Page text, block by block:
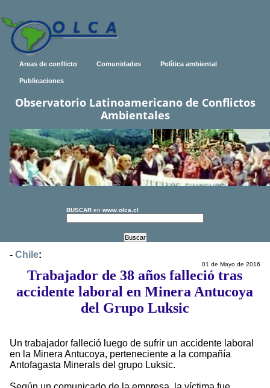
Areas de conflicto Comunidades Política ambiental
Publicaciones
Observatorio Latinoamericano de Conflictos
Ambientales
BUSCAR en www.olca.cl
- Chile:
01 de Mayo de 2016
Trabajador de 38 años falleció tras
accidente laboral en Minera Antucoya
del Grupo Luksic
Un trabajador falleció luego de sufrir un accidente laboral
en la Minera Antucoya, perteneciente a la compañía
Antofagasta Minerals del grupo Luksic.